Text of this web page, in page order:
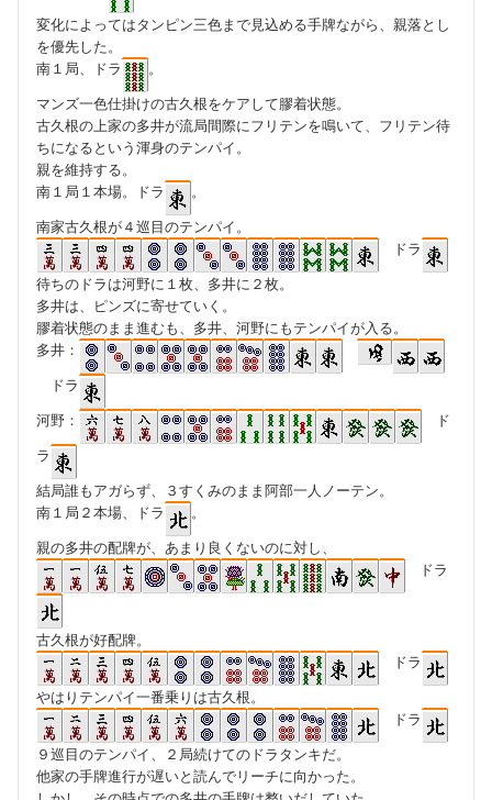
変化によってはタンピン三色まで見込める手牌ながら、親落とし
を優先した。
南１局、ドラ
。
マンズ一色仕掛けの古久根をケアして膠着状態。
古久根の上家の多井が流局間際にフリテンを鳴いて、フリテン待
ちになるという渾身のテンパイ。
親を維持する。
南１局１本場。ドラ
。
南家古久根が４巡目のテンパイ。
ドラ
待ちのドラは河野に１枚、多井に２枚。
多井は、ピンズに寄せていく。
膠着状態のまま進むも、多井、河野にもテンパイが入る。
多井：
ドラ
河野：
ド
ラ
結局誰もアガらず、３すくみのまま阿部一人ノーテン。
南１局２本場、ドラ
。
親の多井の配牌が、あまり良くないのに対し、
ドラ
古久根が好配牌。
ドラ
やはりテンパイ一番乗りは古久根。
ドラ
９巡目のテンパイ、２局続けてのドラタンキだ。
他家の手牌進行が遅いと読んでリーチに向かった。